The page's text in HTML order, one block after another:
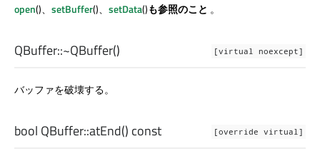
open()、 setBuffer()、 setData()も参照のこと 。
[virtual noexcept]
QBuffer::~QBuffer()
バッファを破壊する。
[override virtual]
bool QBuffer::atEnd() const